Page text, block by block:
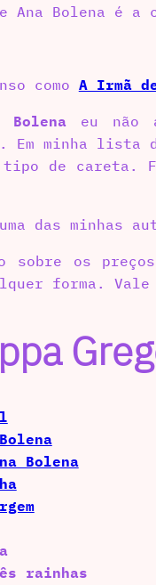
Bolena é a
como A Irmã
eu não
minha lista
de careta.
das
sobre os
forma.
Bolena
rainhas